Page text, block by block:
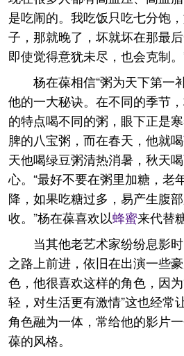
是吃闹的。我吃饭只吃七分饱
子，那就晚了，坏就坏在那最
即使觉得意犹未尽，也会克制。
杨在葆相信“粥为天下第一
他的一大秘诀。在不同的季节
的特点喝不同的粥，眼下正是
脾的八宝粥，而在春天，他就喝
天他喝绿豆粥清热消暑，秋天喝
心。“最好不要在粥里加糖，老
降，如果吃糖过多，易产生腹
收。”杨在葆喜欢以蜂蜜来代替
当其他老艺术家纷纷息影
之路上前进，依旧在出演一些
色，他很喜欢这样的角色，因
轻，对生活更有激情”这也经常
角色融为一体，常给他的影片
葆的风格。